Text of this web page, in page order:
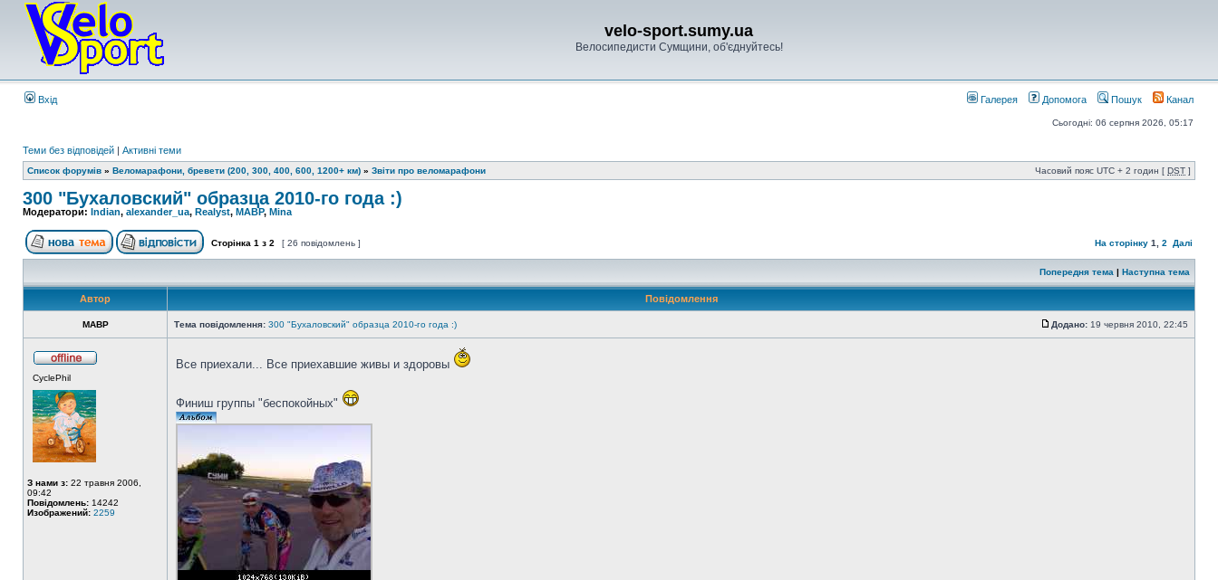
velo-sport.sumy.ua
Велосипедисти Сумщини, об'єднуйтесь!
Вхід Галерея Допомога Пошук Канал
Сьогодні: 06 серпня 2026, 05:17
Теми без відповідей | Активні теми
Список форумів » Веломарафони, бревети (200, 300, 400, 600, 1200+ км) » Звіти про веломарафони Часовий пояс UTC + 2 годин [ DST ]
300 "Бухаловский" образца 2010-го года :)
Модератори: Indian, alexander_ua, Realyst, MABP, Mina
Сторінка 1 з 2 [ 26 повідомлень ] На сторінку 1 2 Далі
Попередня тема | Наступна тема
Автор Повідомлення
MABP Тема повідомлення: 300 "Бухаловский" образца 2010-го года :) Додано: 19 червня 2010, 22:45
CyclePhil
З нами з: 22 травня 2006,
09:42
Повідомлень: 14242
Изображений: 2259
Все приехали... Все приехавшие живы и здоровы
Финиш группы "беспокойных"